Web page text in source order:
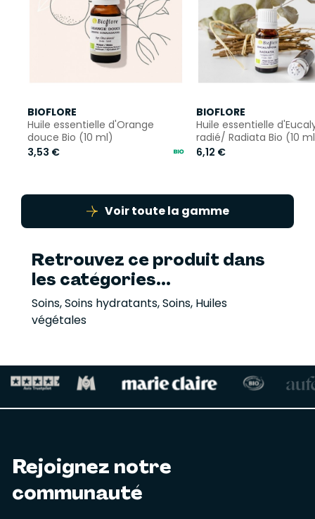
BIOFLORE
Huile essentielle d'Orange
douce Bio (10 ml)
3,53 €
BIOFLORE
Huile essentielle
radié/ Radiata Bio (10
6,12 €
Voir toute la gamme
Retrouvez ce produit dans
les catégories...
Soins,Soins hydratants,Soins, Huiles
végétales
Rejoignez notre
communauté